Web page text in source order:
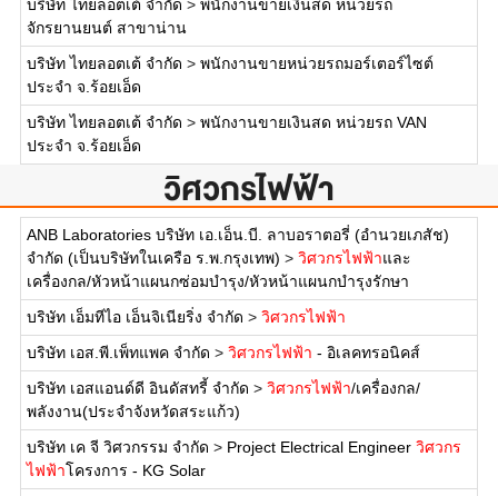
บริษัท ไทยลอตเต้ จำกัด > พนักงานขายเงินสด หน่วยรถ
จักรยานยนต์ สาขาน่าน
บริษัท ไทยลอตเต้ จำกัด > พนักงานขายหน่วยรถมอร์เตอร์ไซต์
ประจำ จ.ร้อยเอ็ด
บริษัท ไทยลอตเต้ จำกัด > พนักงานขายเงินสด หน่วยรถ VAN
ประจำ จ.ร้อยเอ็ด
วิศวกรไฟฟ้า
ANB Laboratories บริษัท เอ.เอ็น.บี. ลาบอราตอรี่ (อำนวยเภสัช)
จำกัด (เป็นบริษัทในเครือ ร.พ.กรุงเทพ) > วิศวกรไฟฟ้าและ
เครื่องกล/หัวหน้าแผนกซ่อมบำรุง/หัวหน้าแผนกบำรุงรักษา
บริษัท เอ็มทีไอ เอ็นจิเนียริ่ง จำกัด > วิศวกรไฟฟ้า
บริษัท เอส.พี.เพ็ทแพค จำกัด > วิศวกรไฟฟ้า - อิเลคทรอนิคส์
บริษัท เอสแอนด์ดี อินดัสทรี้ จำกัด > วิศวกรไฟฟ้า/เครื่องกล/
พลังงาน(ประจำจังหวัดสระแก้ว)
บริษัท เค จี วิศวกรรม จำกัด > Project Electrical Engineer วิศวกร
ไฟฟ้าโครงการ - KG Solar